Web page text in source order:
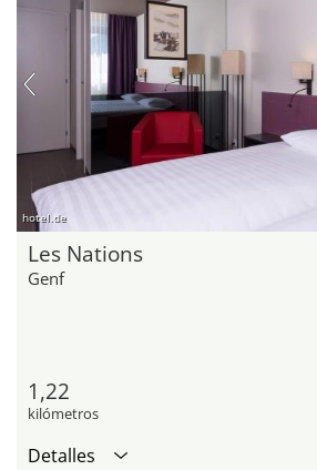
hotel.de
Les Nations
Genf
1,22
kilómetros
Detalles